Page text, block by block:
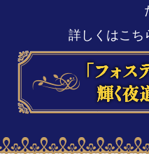
詳しくはこち